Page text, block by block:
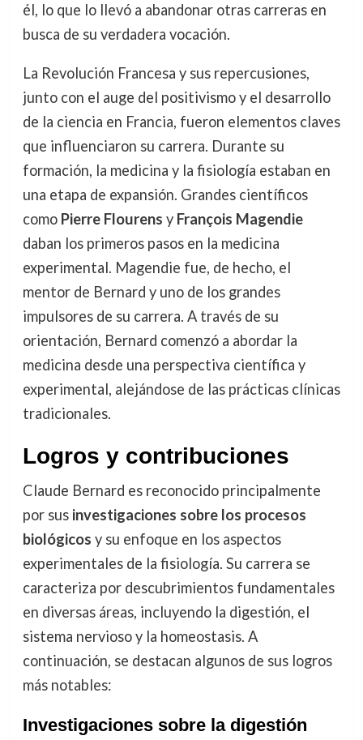
él, lo que lo llevó a abandonar otras carreras en
busca de su verdadera vocación.
La Revolución Francesa y sus repercusiones,
junto con el auge del positivismo y el desarrollo
de la ciencia en Francia, fueron elementos claves
que influenciaron su carrera. Durante su
formación, la medicina y la fisiología estaban en
una etapa de expansión. Grandes científicos
como Pierre Flourens y François Magendie
daban los primeros pasos en la medicina
experimental. Magendie fue, de hecho, el
mentor de Bernard y uno de los grandes
impulsores de su carrera. A través de su
orientación, Bernard comenzó a abordar la
medicina desde una perspectiva científica y
experimental, alejándose de las prácticas clínicas
tradicionales.
Logros y contribuciones
Claude Bernard es reconocido principalmente
por sus investigaciones sobre los procesos
biológicos y su enfoque en los aspectos
experimentales de la fisiología. Su carrera se
caracteriza por descubrimientos fundamentales
en diversas áreas, incluyendo la digestión, el
sistema nervioso y la homeostasis. A
continuación, se destacan algunos de sus logros
más notables:
Investigaciones sobre la digestión